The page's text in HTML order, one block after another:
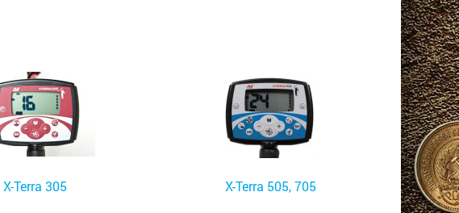
X-Terra 305 X-Terra 505, 705